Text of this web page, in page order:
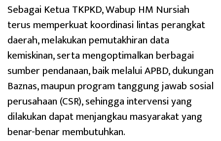
Sebagai Ketua TKPKD, Wabup HM Nursiah
terus memperkuat koordinasi lintas perangkat
daerah, melakukan pemutakhiran data
kemiskinan, serta mengoptimalkan berbagai
sumber pendanaan, baik melalui APBD, dukungan
Baznas, maupun program tanggung jawab sosial
perusahaan (CSR), sehingga intervensi yang
dilakukan dapat menjangkau masyarakat yang
benar-benar membutuhkan.